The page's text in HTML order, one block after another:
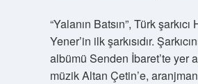
“Yalanın Batsın”, Türk şarkıcı
Yener’in ilk şarkısıdır.
albümü Senden İbaret’te yer
müzik Altan Çetin’e,